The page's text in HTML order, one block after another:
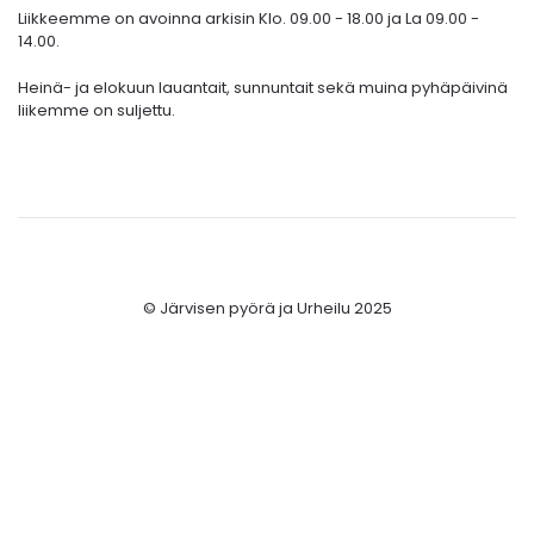
Liikkeemme on avoinna arkisin Klo. 09.00 - 18.00 ja La 09.00 -
14.00.
Heinä- ja elokuun lauantait, sunnuntait sekä muina pyhäpäivinä
liikemme on suljettu.
© Järvisen pyörä ja Urheilu 2025